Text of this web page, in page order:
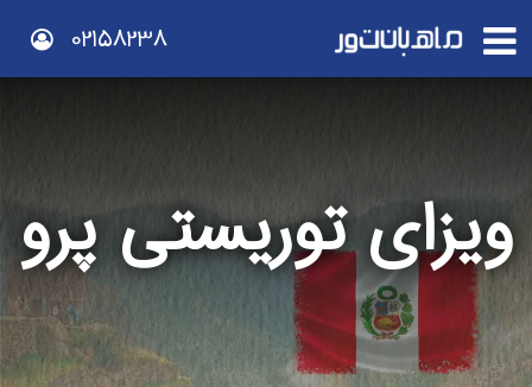
02158238
ویزای توریستی پرو